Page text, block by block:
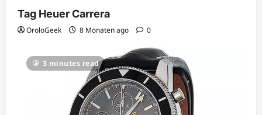
Tag Heuer Carrera
OroloGeek 8 Monaten ago 0
3 minutes read